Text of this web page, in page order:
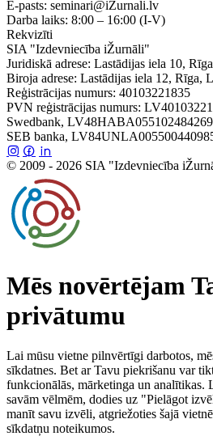
E-pasts: seminari@iZurnali.lv
Darba laiks: 8:00 – 16:00 (I-V)
Rekvizīti
SIA "Izdevniecība iŽurnāli"
Juridiskā adrese: Lastādijas iela 10,
Biroja adrese: Lastādijas iela 12, Rīga,
Reģistrācijas numurs: 40103221835
PVN reģistrācijas numurs:
Swedbank,
SEB banka,
© 2009 - 2026 SIA "Izdevniecība
Mēs novērtējam
privātumu
Lai mūsu vietne pilnvērtīgi darbotos,
sīkdatnes. Bet ar Tavu piekrišanu var
funkcionālās, mārketinga un analītikas.
savām vēlmēm, dodies uz "Pielāgot
manīt savu izvēli, atgriežoties šajā
sīkdatņu noteikumos.